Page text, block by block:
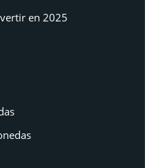
en 2025